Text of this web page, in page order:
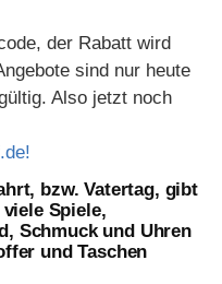
der Rabatt wird
sind nur heute
Also jetzt noch
bzw. Vatertag, gibt
Spiele,
Schmuck und Uhren
und Taschen